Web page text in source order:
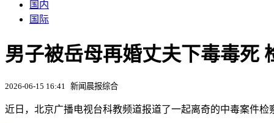
国内
国际
男子被岳母再婚丈夫下毒毒死
2026-06-15 16:41 新闻晨报综合
近日，北京广播电视台科教频道报道了一起离奇的中毒案件